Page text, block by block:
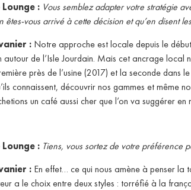
: Vous semblez adapter votre stratégie
êtes-vous arrivé à cette décision et qu’en disent
: Notre approche est locale depuis le
de l’Isle Jourdain. Mais cet ancrage local
près de l’usine (2017) et la seconde dans
connaissent, découvrir nos gammes et même
un café aussi cher que l’on va suggérer
: Tiens, vous sortez de votre préférence
: En effet… ce qui nous amène à penser
a le choix entre deux styles : torréfié à la